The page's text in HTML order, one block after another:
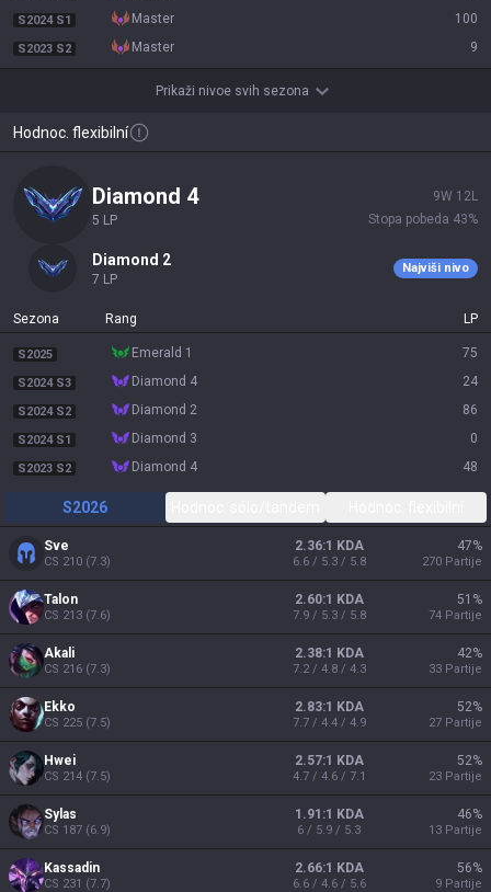
S2024 S1 master 100
S2023 S2 master 9
Prikaži nivoe svih sezona
Hodnoc. flexibilní
diamond 4
5 LP
9W 12L
Stopa pobeda 43%
diamond 2
7 LP
Najviši nivo
Sezona Rang LP
S2025 emerald 1 75
S2024 S3 diamond 4 24
S2024 S2 diamond 2 86
S2024 S1 diamond 3 0
S2023 S2 diamond 4 48
S2026
Sve
CS 210 (7.3)
2.36:1 KDA
6.6 / 5.3 / 5.8
47%
270 Partije
Talon
CS 213 (7.6)
2.60:1 KDA
7.9 / 5.3 / 5.8
51 %
74 Partije
Akali
CS 216 (7.3)
2.38:1 KDA
7.2 / 4.8 / 4.3
42%
33 Partije
Ekko
CS 225 (7.5)
2.83:1 KDA
7.7 / 4.4 / 4.9
52%
27 Partije
Hwei
CS 214 (7.5)
2.57:1 KDA
4.7 / 4.6 / 7.1
52%
23 Partije
Sylas
CS 187 (6.9)
1.91:1 KDA
6 / 5.9 / 5.3
46%
13 Partije
Kassadin
CS 231 (7.7)
2.66:1 KDA
6.6 / 4.6 / 5.6
56%
9 Partije